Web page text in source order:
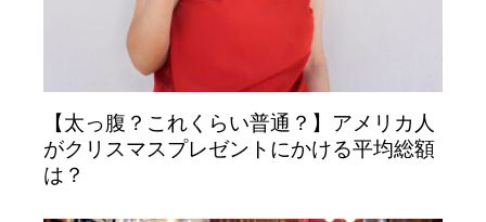
【太っ腹？これくらい普通？】アメリカ人
がクリスマスプレゼントにかける平均総額
は？